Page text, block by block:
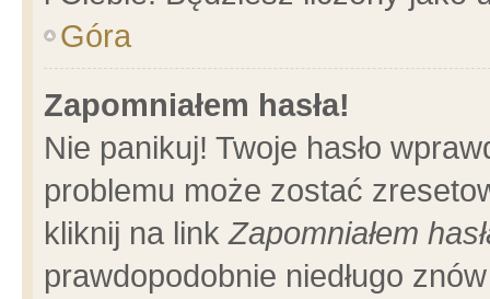
Góra
Zapomniałem hasła!
Nie panikuj! Twoje hasło
problemu może zostać
kliknij na linkZapomniałem
prawdopodobnie niedługo